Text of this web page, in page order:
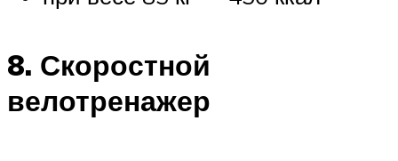
8. Скоростной
велотренажер